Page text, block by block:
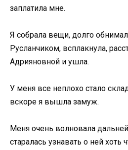
заплатила мне.
Я собрала вещи, долго
Русланчиком, всплакнула,
Адрияновной и ушла.
У меня все неплохо стало
вскоре я вышла замуж.
Меня очень волновала
старалась узнавать о ней хоть